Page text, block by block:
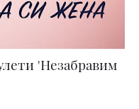
'Незабравим